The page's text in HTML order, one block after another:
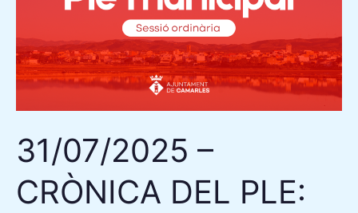
31/07/2025 –
CRÒNICA DEL PLE:
EL
PLE
CONSOLIDA
AVENÇOS
EN